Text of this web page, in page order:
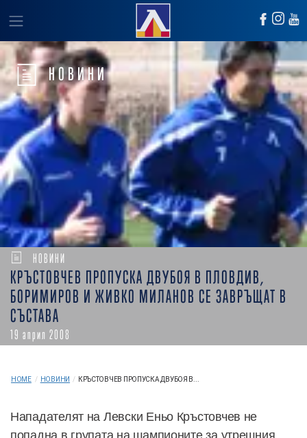
НОВИНИ
НОВИНИ
КРЪСТОВЧЕВ ПРОПУСКА ДВУБОЯ В ПЛОВДИВ,
БОРИМИРОВ И ЖИВКО МИЛАНОВ СЕ ЗАВРЪЩАТ В
СЪСТАВА
19 април 2008
HOME / НОВИНИ / КРЪСТОВЧЕВ ПРОПУСКА ДВУБОЯ В...
Нападателят на Левски Еньо Кръстовчев не
попадна в групата на шампионите за утрешния